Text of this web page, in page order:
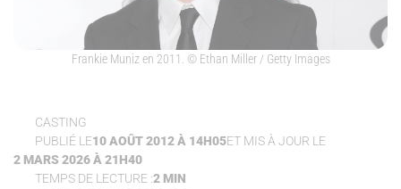
Frankie Muniz en 2011. © Ethan Miller / Getty Images
CASTING
PUBLIÉ LE10 AOÛT 2012 À 14H05ET MIS À JOUR LE
2 MARS 2026 À 21H40
TEMPS DE LECTURE :2 MIN